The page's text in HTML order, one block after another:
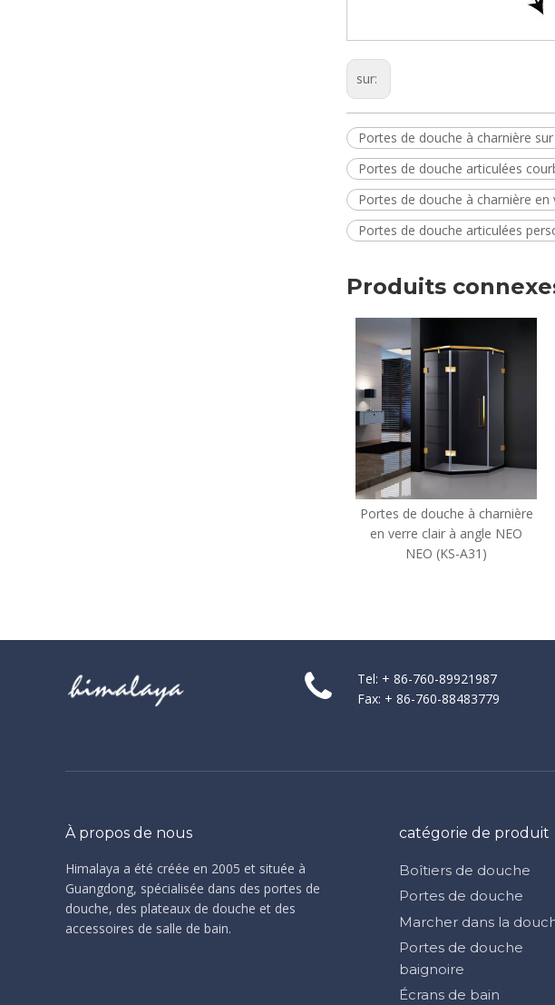
sur:
Portes de douche à charnière
Portes de douche articulées
Portes de douche à charnière en
Portes de douche articulées
Produits
Home personnalisé 10mm
Douches de douche articulées
en verre clair (BG-L32)
Tel: + 86-760-89921987
Fax: + 86-760-88483779
À propos de nous
Himalaya a été créée en 2005 et située à
Guangdong, spécialisée dans des portes de
douche, des plateaux de douche et des
accessoires de salle de bain.
catégorie de produit
Boîtiers de douche
Portes de douche
Marcher dans la
Portes de douche
baignoire
Écrans de bain